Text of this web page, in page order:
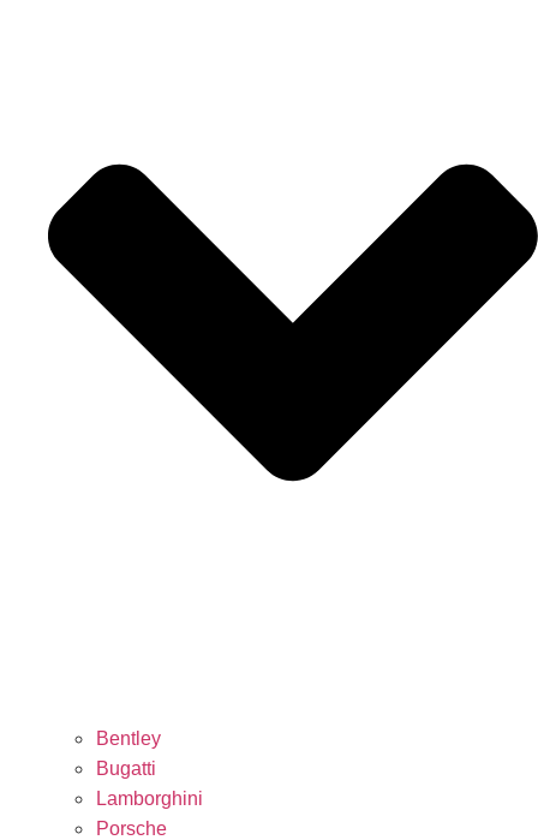
Bentley
Bugatti
Lamborghini
Porsche